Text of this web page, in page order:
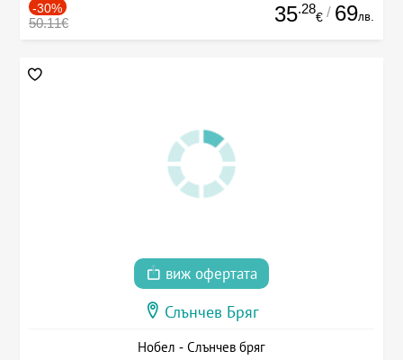
-30%
50.11€ 35.28
€ / 69лв.
виж офертата
Слънчев Бряг
Нобел - Слънчев бряг